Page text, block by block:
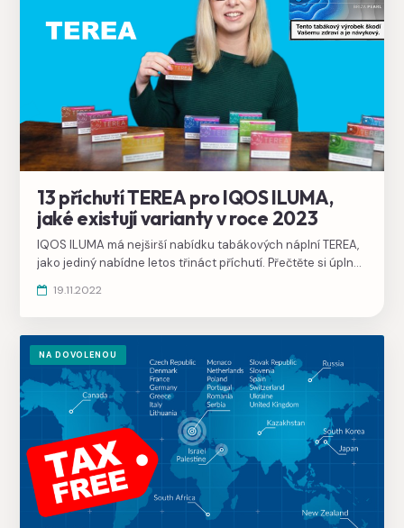
13 příchutí TEREA pro IQOS ILUMA,
jaké existují varianty v roce 2023
IQOS ILUMA má nejširší nabídku tabákových náplní TEREA,
jako jediný nabídne letos třináct příchutí. Přečtěte si úplný
19.11.2022
NA DOVOLENOU